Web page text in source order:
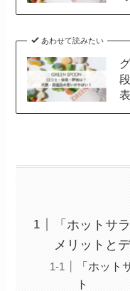
あわせて読みたい
「ホットサ
メリットと
「ホット
ト